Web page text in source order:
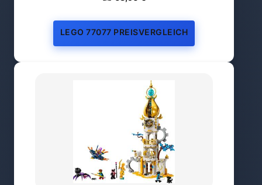
LEGO 77077 PREISVERGLEICH